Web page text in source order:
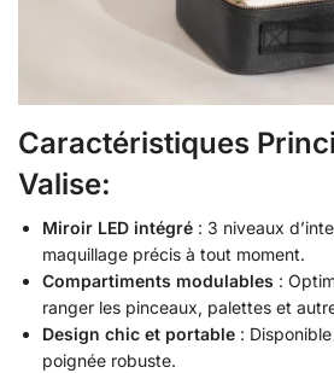
Caractéristiques
Valise:
Miroir LED intégré : 3 niveaux
maquillage précis à tout moment.
Compartiments modulables :
ranger les pinceaux, palettes et
Design chic et portable :
poignée robuste.